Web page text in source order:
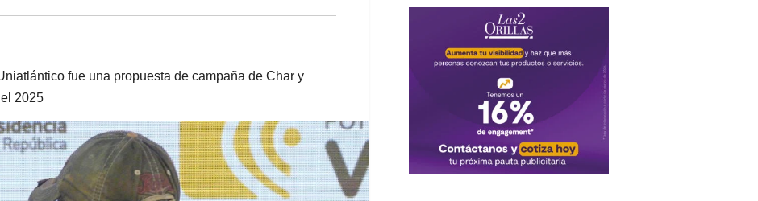
fue una propuesta de campaña de Char y
2025